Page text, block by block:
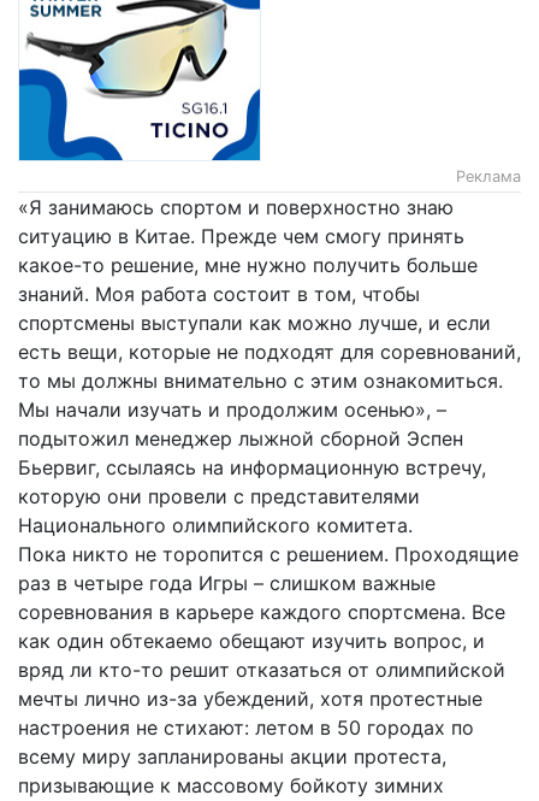
Реклама
«Я занимаюсь спортом и поверхностно знаю
ситуацию в Китае. Прежде чем смогу принять
какое-то решение, мне нужно получить больше
знаний. Моя работа состоит в том, чтобы
спортсмены выступали как можно лучше, и если
есть вещи, которые не подходят для соревнований,
то мы должны внимательно с этим ознакомиться.
Мы начали изучать и продолжим осенью», –
подытожил менеджер лыжной сборной Эспен
Бьервиг, ссылаясь на информационную встречу,
которую они провели с представителями
Национального олимпийского комитета.
Пока никто не торопится с решением. Проходящие
раз в четыре года Игры – слишком важные
соревнования в карьере каждого спортсмена. Все
как один обтекаемо обещают изучить вопрос, и
вряд ли кто-то решит отказаться от олимпийской
мечты лично из-за убеждений, хотя протестные
настроения не стихают: летом в 50 городах по
всему миру запланированы акции протеста,
призывающие к массовому бойкоту зимних